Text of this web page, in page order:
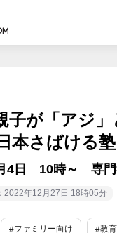
子が「アジ
本さばける
4日 10時～ 専門
2022年12月27日 18時05分
#ファミリー向け #教育